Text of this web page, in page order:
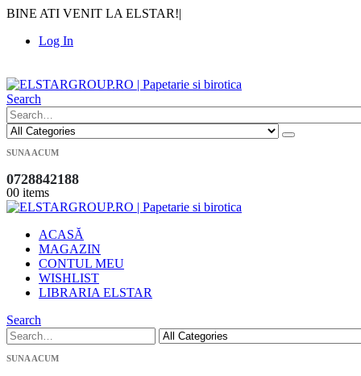
BINE ATI VENIT LA ELSTAR!|
Log In
Search
SUNA ACUM
0728842188
00 items
ACASĂ
MAGAZIN
CONTUL MEU
WISHLIST
LIBRARIA ELSTAR
Search
SUNA ACUM